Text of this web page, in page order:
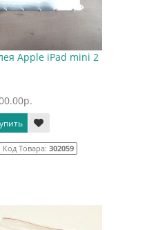
Apple iPad mini 2
Код Товара: 302059